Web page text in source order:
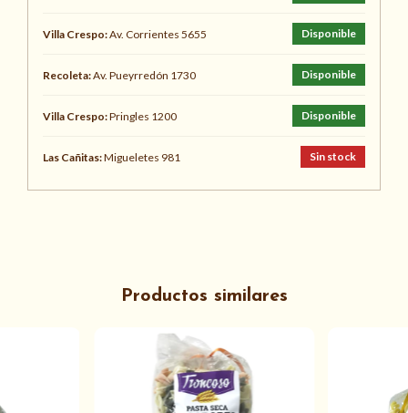
Villa Crespo:Av. Corrientes 5655 Disponible
Recoleta:Av. Pueyrredón 1730 Disponible
Villa Crespo:Pringles 1200 Disponible
Las Cañitas:Migueletes 981 Sin stock
Productos similares